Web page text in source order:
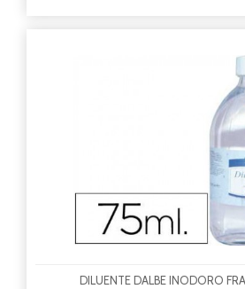
DILUENTE DALBE INODORO